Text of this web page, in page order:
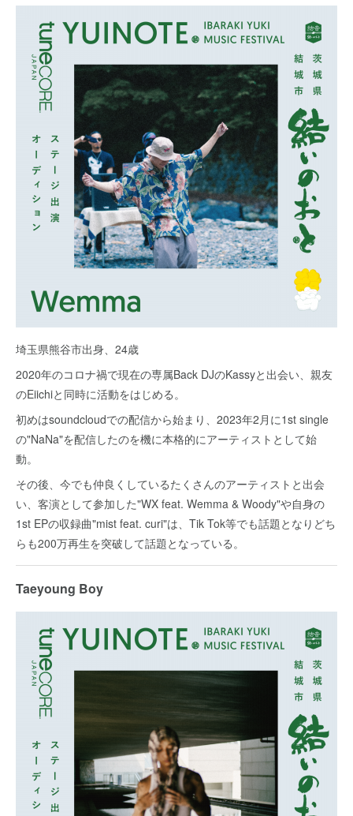
埼玉県熊谷市出身、24歳
2020年のコロナ禍で現在の専属Back DJのKassyと出会い、親友
のEiichiと同時に活動をはじめる。
初めはsoundcloudでの配信から始まり、2023年2月に1st single
の"NaNa"を配信したのを機に本格的にアーティストとして始
動。
その後、今でも仲良くしているたくさんのアーティストと出会
い、客演として参加した"WX feat. Wemma & Woody"や自身の
1st EPの収録曲"mist feat. curi"は、Tik Tok等でも話題となりどち
らも200万再生を突破して話題となっている。
Taeyoung Boy